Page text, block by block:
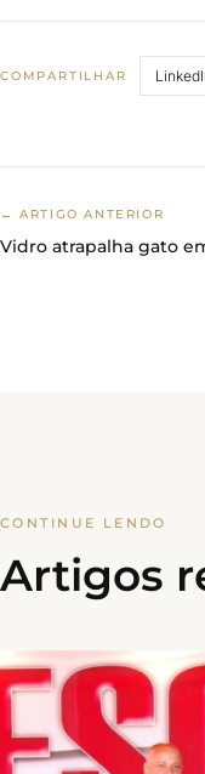
COMPARTILHAR
← ARTIGO ANTERIOR
Vidro atrapalha gato
CONTINUE LENDO
Artigos